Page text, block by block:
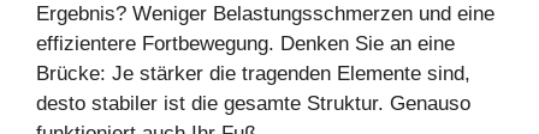
Ergebnis? Weniger Belastungsschmerzen und eine
effizientere Fortbewegung. Denken Sie an eine
Brücke: Je stärker die tragenden Elemente sind,
desto stabiler ist die gesamte Struktur. Genauso